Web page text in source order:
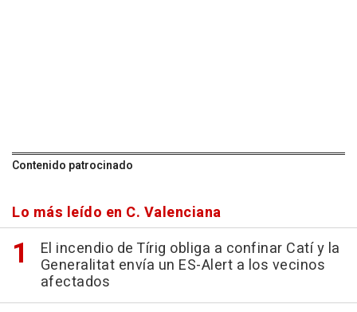
Contenido patrocinado
Lo más leído en C. Valenciana
El incendio de Tírig obliga a confinar Catí y la
Generalitat envía un ES-Alert a los vecinos
afectados